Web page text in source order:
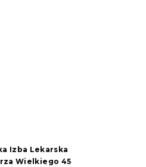
Izba Lekarska
Wielkiego 45